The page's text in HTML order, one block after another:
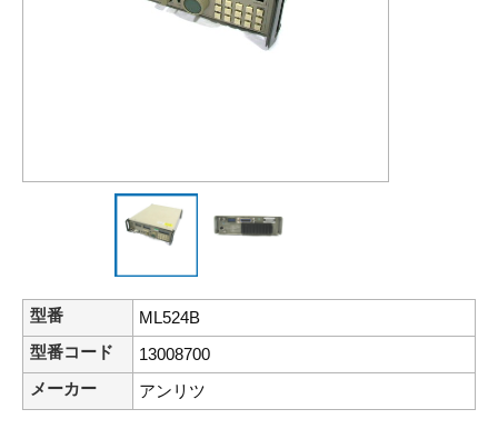
型番
ML524B
型番コード
13008700
メーカー
アンリツ